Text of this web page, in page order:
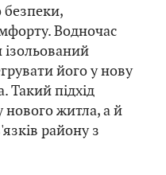
безпеки,
Водночас
його у нову
Такий підхід
житла, а й
району з